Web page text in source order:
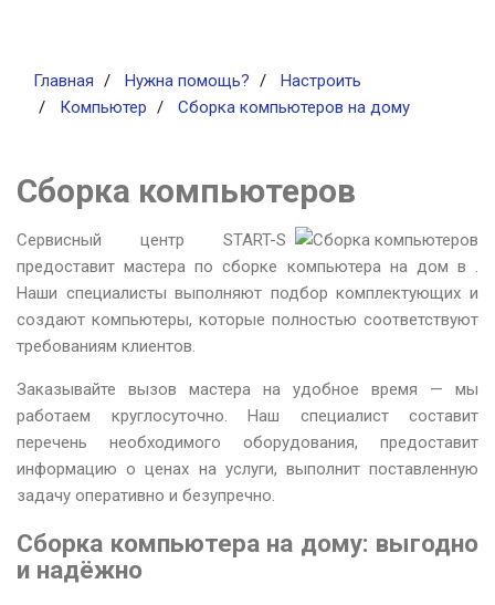
Главная Нужна помощь?
Настроить
Компьютер
Сборка компьютеров на дому
Сборка компьютеров
Сервисный центр START-S
предоставит мастера по сборке компьютера на дом в .
Наши специалисты выполняют подбор комплектующих и
создают компьютеры, которые полностью соответствуют
требованиям клиентов.
Заказывайте вызов мастера на удобное время — мы
работаем круглосуточно. Наш специалист составит
перечень необходимого оборудования, предоставит
информацию о ценах на услуги, выполнит поставленную
задачу оперативно и безупречно.
Сборка компьютера на дому: выгодно
и надёжно